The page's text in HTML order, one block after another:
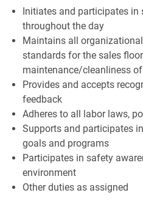
Initiates and participates in
throughout the day
Maintains all
standards for the sales
maintenance/cleanliness
Provides and accepts
feedback
Adheres to all labor laws,
Supports and participates
goals and programs
Participates in safety
environment
Other duties as assigned